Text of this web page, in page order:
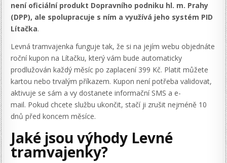
není oficiální produkt Dopravního podniku hl. m. Prahy
(DPP), ale spolupracuje s ním a využívá jeho systém PID
Lítačka.
Levná tramvajenka funguje tak, že si na jejím webu objednáte
roční kupon na Lítačku, který vám bude automaticky
prodlužován každý měsíc po zaplacení 399 Kč. Platit můžete
kartou nebo trvalým příkazem. Kupon není potřeba validovat,
aktivuje se sám a vy dostanete informační SMS a e-
mail. Pokud chcete službu ukončit, stačí ji zrušit nejméně 10
dnů před koncem měsíce.
Jaké jsou výhody Levné
tramvajenky?